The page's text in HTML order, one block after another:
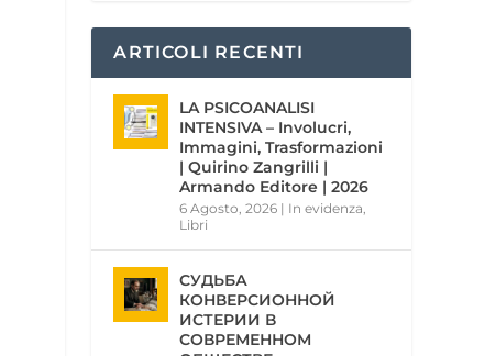
ARTICOLI RECENTI
LA PSICOANALISI
INTENSIVA – Involucri,
Immagini, Trasformazioni
| Quirino Zangrilli |
Armando Editore | 2026
6 Agosto, 2026 | In evidenza
Libri
СУДЬБА
КОНВЕРСИОННОЙ
ИСТЕРИИ В
СОВРЕМЕННОМ